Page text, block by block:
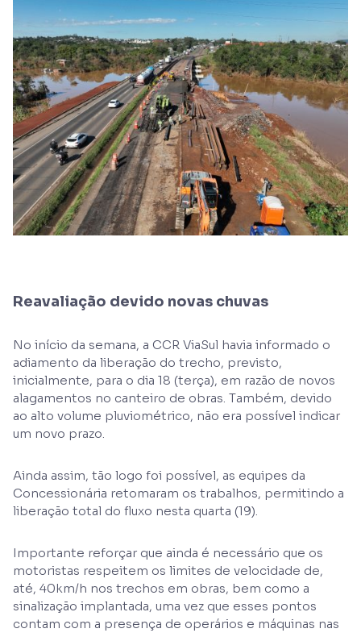
Reavaliação devido novas chuvas
No início da semana, a CCR ViaSul havia informado o
adiamento da liberação do trecho, previsto,
inicialmente, para o dia 18 (terça), em razão de novos
alagamentos no canteiro de obras. Também, devido
ao alto volume pluviométrico, não era possível indicar
um novo prazo.
Ainda assim, tão logo foi possível, as equipes da
Concessionária retomaram os trabalhos, permitindo a
liberação total do fluxo nesta quarta (19).
Importante reforçar que ainda é necessário que os
motoristas respeitem os limites de velocidade de,
até, 40km/h nos trechos em obras, bem como a
sinalização implantada, uma vez que esses pontos
contam com a presença de operários e máquinas nas